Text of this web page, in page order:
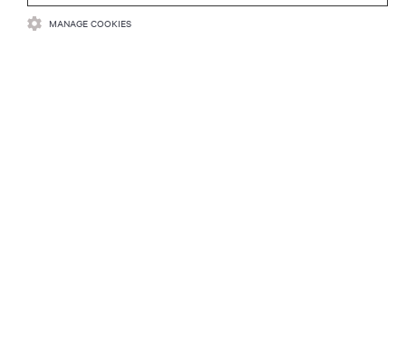
MANAGE COOKIES